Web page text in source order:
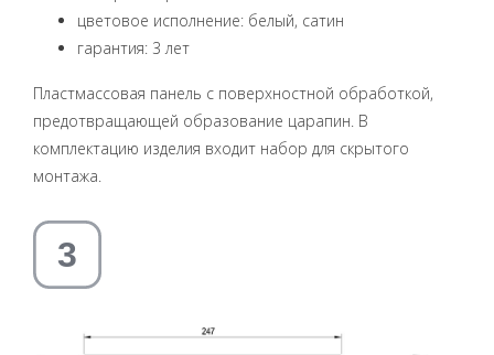
цветовое исполнение: белый, сатин
гарантия: 3 лет
Пластмассовая панель с поверхностной обработкой,
предотвращающей образование царапин. В
комплектацию изделия входит набор для скрытого
монтажа.